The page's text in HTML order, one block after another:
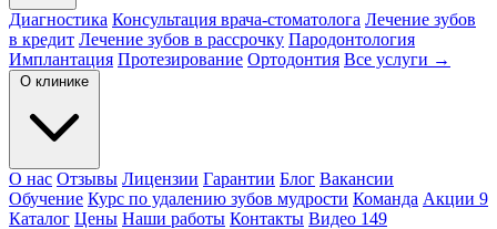
Диагностика Консультация врача-стоматолога Лечение зубов
в кредит Лечение зубов в рассрочку Пародонтология
Имплантация Протезирование Ортодонтия Все услуги →
О клинике
О нас Отзывы Лицензии Гарантии Блог Вакансии
Обучение Курс по удалению зубов мудрости Команда Акции 9
Каталог Цены Наши работы Контакты Видео 149